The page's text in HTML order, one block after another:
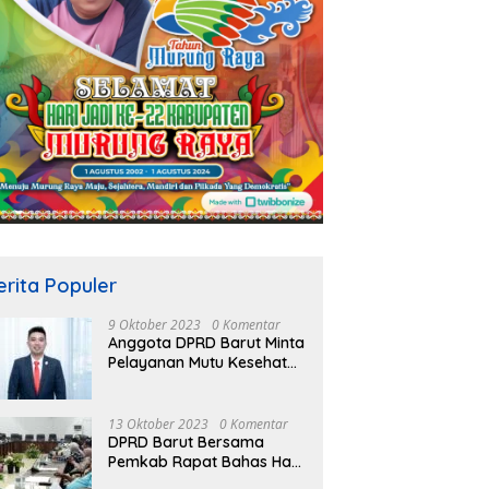
Populer
9 Oktober 2023 0 Komentar
Anggota DPRD Barut Minta
Pelayanan Mutu Kesehatan
13 Oktober 2023 0 Komentar
DPRD Barut Bersama
Pemkab Rapat Bahas Hasil